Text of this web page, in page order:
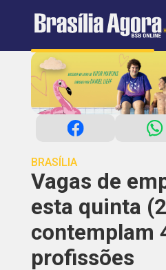
BRASÍLIA
Vagas de
esta quinta
contemplam
profissões